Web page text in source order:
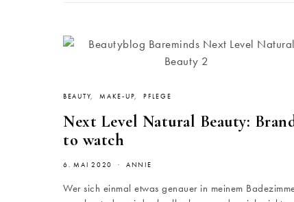
BEAUTY MAKE-UP PFLEGE
Next Level Natural Beauty:
to watch
6. MAI 2020 ANNIE
Wer sich einmal etwas genauer in meinem